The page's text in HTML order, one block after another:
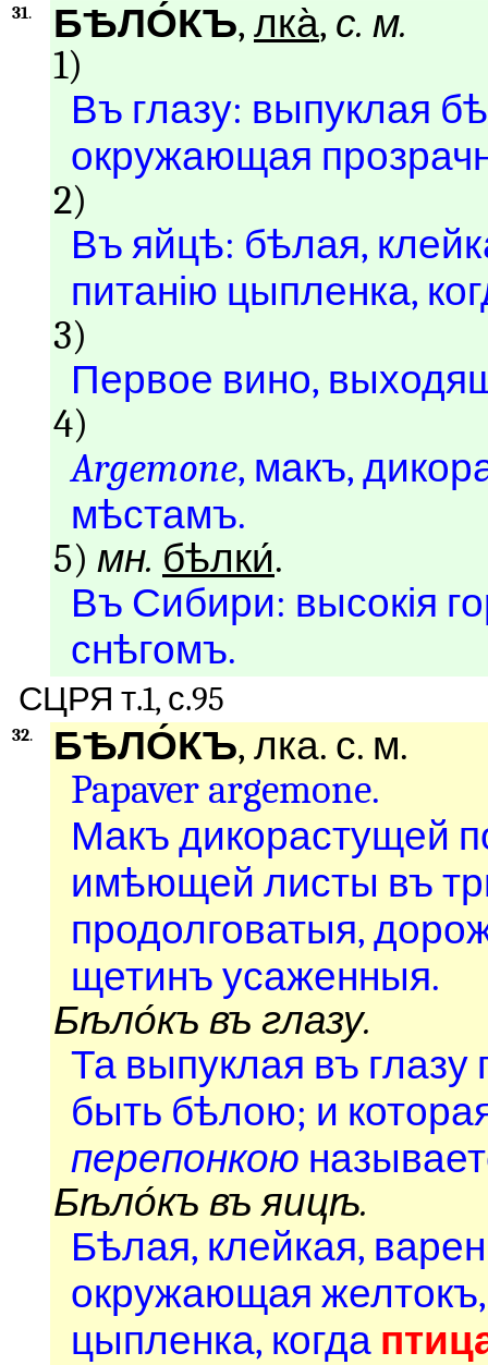
31. БѢЛО́КЪ, лка̀, с. м.
1)
Въ глазу: выпуклая
окружающая
2)
Въ яйцѣ: бѣлая,
питанію цыпленка,
3)
Первое вино,
4)
Argemone, макъ,
мѣстамъ.
5) мн. бѣлки́.
Въ Сибири: высокія
снѣгомъ.
СЦРЯ т.1, с.95
32. БѢЛО́КЪ, лка. с. м.
Papaver argemone.
Макъ дикорастущей
имѣющей листы въ
продолговатыя,
щетинъ усаженныя.
Бѣло́къ въ глазу.
Та выпуклая въ глазу
быть бѣлою; и
перепонкою
Бѣло́къ въ яицѣ.
Бѣлая, клейкая,
окружающая
цыпленка, когда